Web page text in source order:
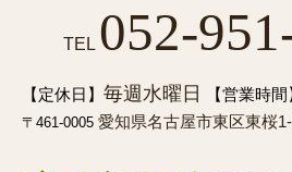
TEL 052-
【定休日】毎週水曜日 【営業時間
〒461-0005愛知県名古屋市東区東桜